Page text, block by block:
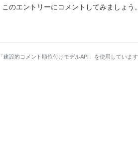
このエントリーにコメントしてみましょう。
設的コメント順位付けモデルAPI」を使用しています